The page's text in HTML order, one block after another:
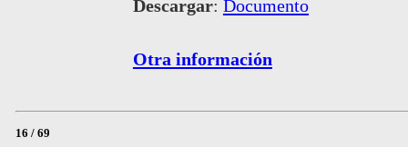
Descargar: Documento
Otra información
16 / 69